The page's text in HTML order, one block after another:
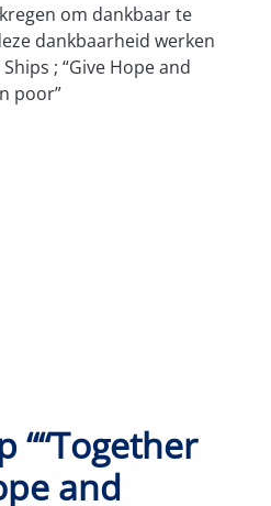
om dankbaar te
dankbaarheid werken
; “Give Hope and
poor”
““Together
and